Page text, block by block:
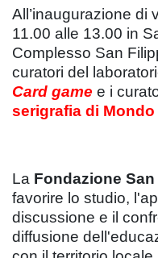
All’inaugurazione di
11.00 alle 13.00 in
Complesso San
curatori del
Card game e i
serigrafia di Mondo
La Fondazione
favorire lo studio,
discussione e il
diffusione